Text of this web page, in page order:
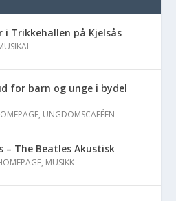
i Trikkehallen på Kjelsås
for barn og unge i bydel
, UNGDOMSCAFÉEN
– The Beatles Akustisk
, MUSIKK